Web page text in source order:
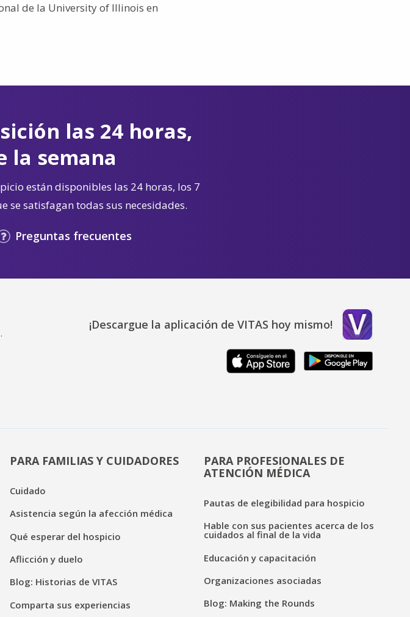
de la University of Illinois en
las 24 horas,
la semana
están disponibles las 24 horas, los 7
se satisfagan todas sus necesidades.
Preguntas frecuentes
¡Descargue la aplicación de VITAS hoy mismo!
PARA FAMILIAS Y CUIDADORES
Cuidado
Asistencia según la afección médica
Qué esperar del hospicio
Aflicción y duelo
Blog: Historias de VITAS
Comparta sus experiencias
PARA PROFESIONALES DE
ATENCIÓN MÉDICA
Pautas de elegibilidad para hospicio
Hable con sus pacientes acerca de los
cuidados al final de la vida
Educación y capacitación
Organizaciones asociadas
Blog: Making the Rounds